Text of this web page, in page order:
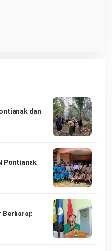
dan
Pontianak
Berharap